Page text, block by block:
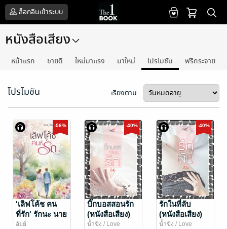
ล็อกอินเข้าระบบ
หนังสือเสียง
หน้าแรก ขายดี ใหม่มาแรง มาใหม่ โปรโมชัน ฟรีกระจาย
โปรโมชัน เรียงตาม
-56%
'เลิฟโค้ช คน
ที่รัก' รักนะ นาย
โค้ชนอกตำรา
อัยย์
-40%
บิ๊กบอสสอนรัก
(หนังสือเสียง)
น้ำขิง / Love
-40%
รักในที่ลับ
(หนังสือเสียง)
น้ำขิง / Love